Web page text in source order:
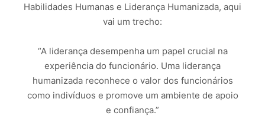
Habilidades Humanas e Liderança Humanizada, aqui
vai um trecho:
“A liderança desempenha um papel crucial na
experiência do funcionário. Uma liderança
humanizada reconhece o valor dos funcionários
como indivíduos e promove um ambiente de apoio
e confiança.”